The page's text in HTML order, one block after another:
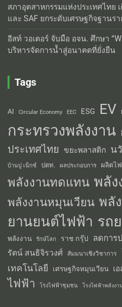
สภาอุตสาหกรรมแห่งประเทศไทย
และ SAF ยกระดับเศรษฐกิจฐานร
อีสท์ วอเตอร์ จับมือ อจน. ศึกษา
บริหารจัดการน้ำสู่อนาคตที่ยั่งยืน
Tags
AI Circular Economy EEC ESG EV
กระทรวงพลังงาน
ประเทศไทย
ขยะพลาสติก น
บ้านปู เน็กซ์ ปตท. ผลประกอบการ ผลิตไ
พลังงานทดแทน พลัง
พลังงานหมุนเวียน พลั
ยานยนต์ไฟฟ้า รถ
พลังงาน
รักษ์โลก ราช กรุ๊ป ลดการ
รัตน์ สนธิจิรวงศ์
สัมมนาเชิงวิชาการ
เทคโนโลยี เศรษฐกิจหมุนเวียน เ
ไฟฟ้า
โรงไฟฟ้าชุมชน โรงไฟฟ้าพลังงา